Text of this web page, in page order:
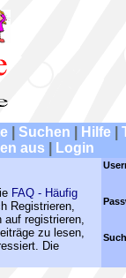
Suchen Hilfe
aus
Login
FAQ - Häufig
Registrieren,
auf registrieren,
zu lesen,
Die